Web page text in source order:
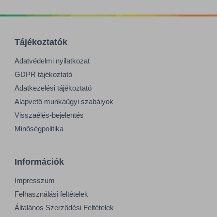
Tájékoztatók
Adatvédelmi nyilatkozat
GDPR tájékoztató
Adatkezelési tájékoztató
Alapvető munkaügyi szabályok
Visszaélés-bejelentés
Minőségpolitika
Információk
Impresszum
Felhasználási feltételek
Általános Szerződési Feltételek